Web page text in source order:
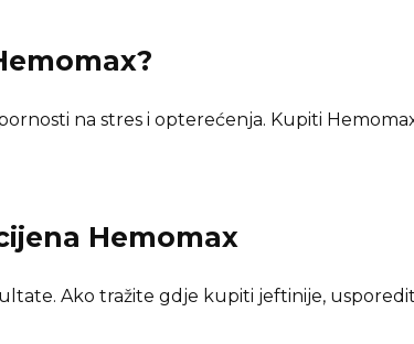
?
na stres i opterećenja. Kupiti
Hemomax
Ako tražite gdje kupiti jeftinije,